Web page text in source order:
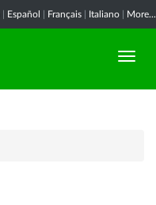
Español Français Italiano More...